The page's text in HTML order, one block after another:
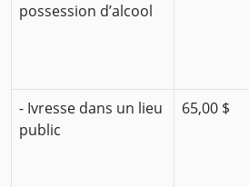
possession d’alcool
- Ivresse dans un lieu
public
65,00 $